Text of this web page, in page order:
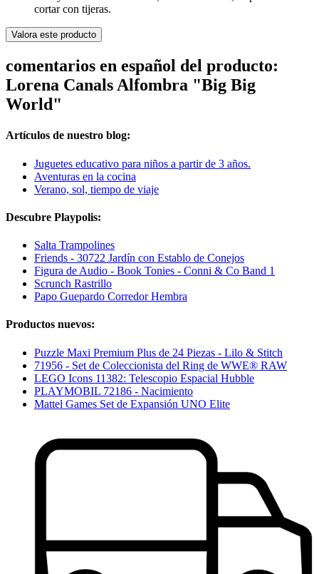
cortar con tijeras.
Valora este producto
comentarios en español del producto:
Lorena Canals Alfombra "Big Big
World"
Artículos de nuestro blog:
Juguetes educativo para niños a partir de 3 años.
Aventuras en la cocina
Verano, sol, tiempo de viaje
Descubre Playpolis:
Salta Trampolines
Friends - 30722 Jardín con Establo de Conejos
Figura de Audio - Book Tonies - Conni & Co Band 1
Scrunch Rastrillo
Papo Guepardo Corredor Hembra
Productos nuevos:
Puzzle Maxi Premium Plus de 24 Piezas - Lilo & Stitch
71956 - Set de Coleccionista del Ring de WWE® RAW
LEGO Icons 11382: Telescopio Espacial Hubble
PLAYMOBIL 72186 - Nacimiento
Mattel Games Set de Expansión UNO Elite